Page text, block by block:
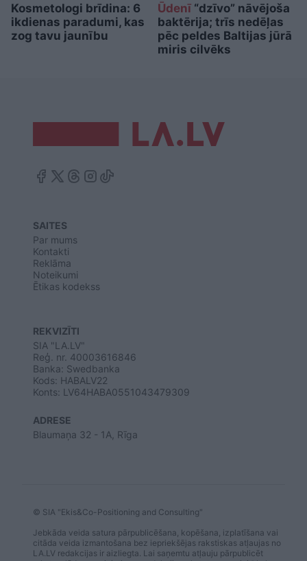
Kosmetologi brīdina: 6
ikdienas paradumi, kas
zog tavu jaunību
Ūdenī“dzīvo” nāvējoša
baktērija; trīs nedēļas
pēc peldes Baltijas jūrā
miris cilvēks
SAITES
Par mums
Kontakti
Reklāma
Noteikumi
Ētikas kodekss
REKVIZĪTI
SIA "LA.LV"
Reģ. nr. 40003616846
Banka: Swedbanka
Kods: HABALV22
Konts: LV64HABA0551043479309
ADRESE
Blaumaņa 32 - 1A, Rīga
© SIA "Ekis&Co-Positioning and Consulting"
Jebkāda veida satura pārpublicēšana, kopēšana, izplatīšana vai
citāda veida izmantošana bez iepriekšējas rakstiskas atļaujas no
LA.LV redakcijas ir aizliegta. Lai saņemtu atļauju pārpublicēt